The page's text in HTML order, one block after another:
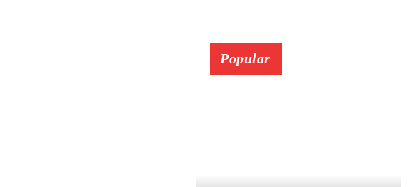
Popular